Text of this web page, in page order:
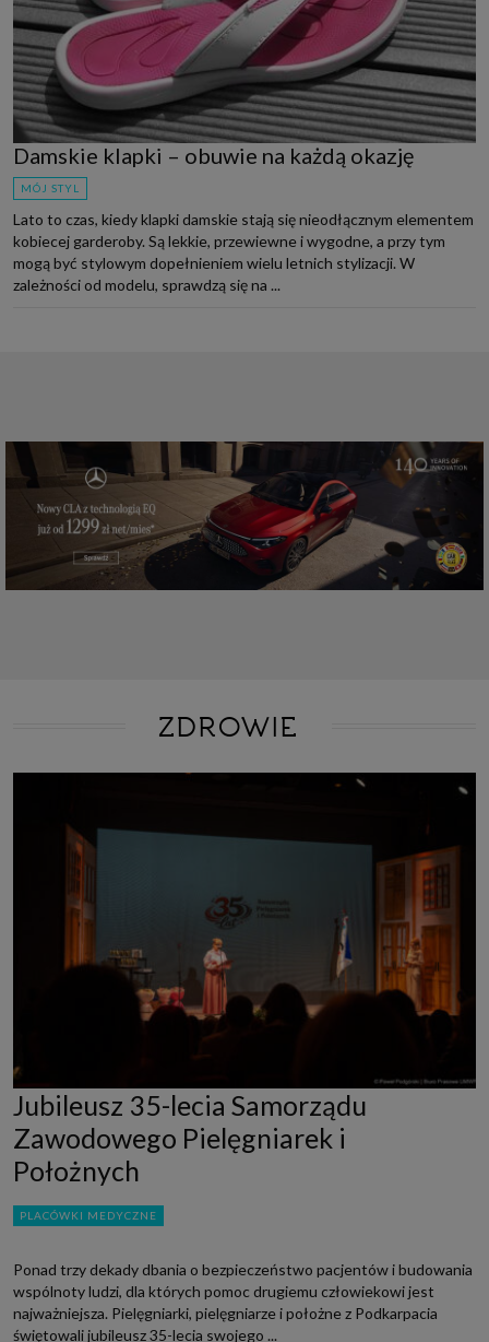
Damskie klapki – obuwie na każdą okazję
MÓJ STYL
Lato to czas, kiedy klapki damskie stają się nieodłącznym elementem
kobiecej garderoby. Są lekkie, przewiewne i wygodne, a przy tym
mogą być stylowym dopełnieniem wielu letnich stylizacji. W
zależności od modelu, sprawdzą się na ...
ZDROWIE
Jubileusz 35-lecia Samorządu
Zawodowego Pielęgniarek i
Położnych
PLACÓWKI MEDYCZNE
Ponad trzy dekady dbania o bezpieczeństwo pacjentów i budowania
wspólnoty ludzi, dla których pomoc drugiemu człowiekowi jest
najważniejsza. Pielęgniarki, pielęgniarze i położne z Podkarpacia
świętowali jubileusz 35-lecia swojego ...